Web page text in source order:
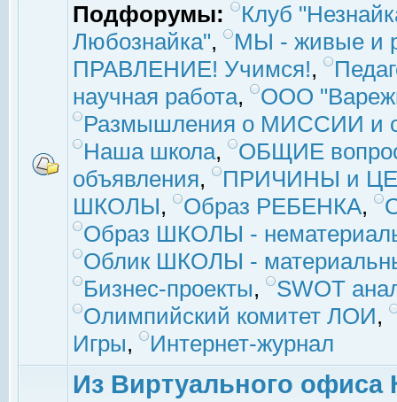
Подфорумы:
Клуб
Любознайка",
МЫ - живые и
ПРАВЛЕНИЕ! Учимся!,
научная работа,
ООО
Размышления о МИССИИ и
Наша школа,
ОБЩИЕ
объявления,
ПРИЧИНЫ и
ШКОЛЫ, Образ РЕБЕНКА,
Образ ШКОЛЫ -
Облик ШКОЛЫ -
Бизнес-проекты,
SWOT
Олимпийский комитет ЛОИ,
Игры, Интернет-журнал
Из Виртуального офиса